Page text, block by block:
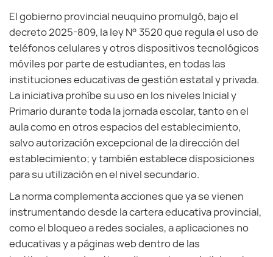
El gobierno provincial neuquino promulgó, bajo el
decreto 2025-809, la ley N° 3520 que regula el uso de
teléfonos celulares y otros dispositivos tecnológicos
móviles por parte de estudiantes, en todas las
instituciones educativas de gestión estatal y privada.
La iniciativa prohíbe su uso en los niveles Inicial y
Primario durante toda la jornada escolar, tanto en el
aula como en otros espacios del establecimiento,
salvo autorización excepcional de la dirección del
establecimiento; y también establece disposiciones
para su utilización en el nivel secundario.
La norma complementa acciones que ya se vienen
instrumentando desde la cartera educativa provincial,
como el bloqueo a redes sociales, a aplicaciones no
educativas y a páginas web dentro de las